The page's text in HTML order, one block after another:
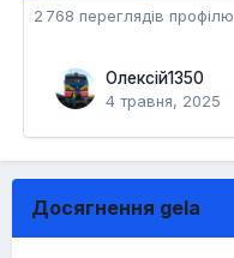
2 768 переглядів профілю
Олексій1350
4 травня, 2025
Досягнення gela